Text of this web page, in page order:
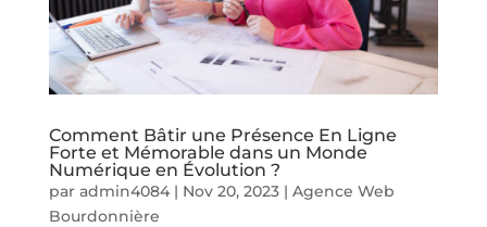
Comment Bâtir une Présence En Ligne
Forte et Mémorable dans un Monde
Numérique en Évolution ?
par admin4084| Nov 20, 2023| Agence Web
Bourdonnière